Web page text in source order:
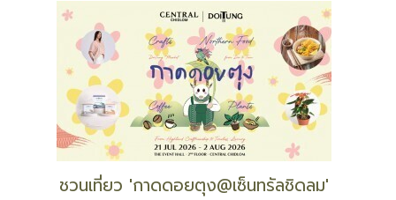
ชวนเที่ยว 'กาดดอยตุง@เซ็นทรัลชิดลม'